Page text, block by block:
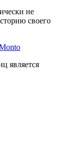
не
своего
является